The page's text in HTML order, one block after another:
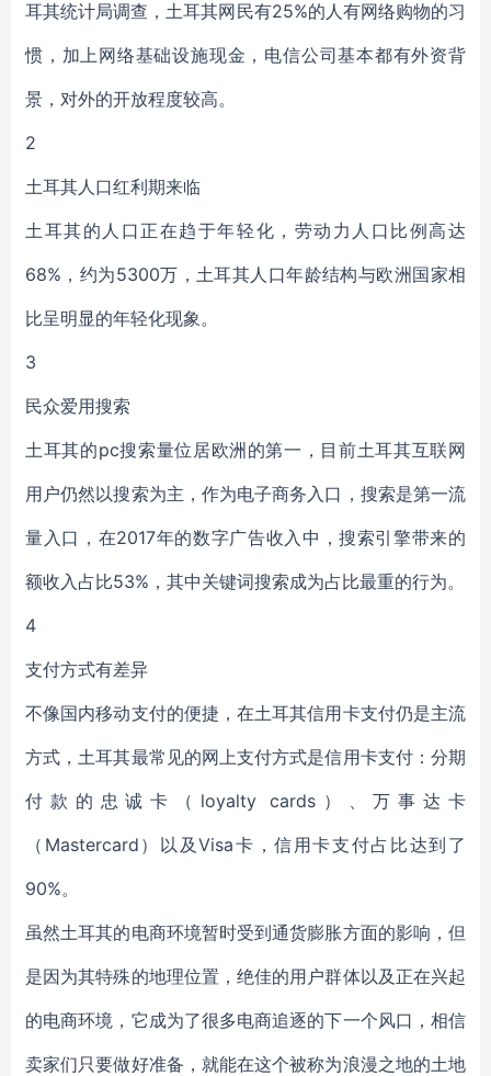
耳其统计局调查，土耳其网民有25%的人有网络购物的习
惯，加上网络基础设施现金，电信公司基本都有外资背
景，对外的开放程度较高。
2
土耳其人口红利期来临
土耳其的人口正在趋于年轻化，劳动力人口比例高达
68%，约为5300万，土耳其人口年龄结构与欧洲国家相
比呈明显的年轻化现象。
3
民众爱用搜索
土耳其的pc搜索量位居欧洲的第一，目前土耳其互联网
用户仍然以搜索为主，作为电子商务入口，搜索是第一流
量入口，在2017年的数字广告收入中，搜索引擎带来的
额收入占比53%，其中关键词搜索成为占比最重的行为。
4
支付方式有差异
不像国内移动支付的便捷，在土耳其信用卡支付仍是主流
方式，土耳其最常见的网上支付方式是信用卡支付：分期
付款的忠诚卡（loyalty cards）、万事达卡
（Mastercard）以及Visa卡，信用卡支付占比达到了
90%。
虽然土耳其的电商环境暂时受到通货膨胀方面的影响，但
是因为其特殊的地理位置，绝佳的用户群体以及正在兴起
的电商环境，它成为了很多电商追逐的下一个风口，相信
卖家们只要做好准备，就能在这个被称为浪漫之地的土地